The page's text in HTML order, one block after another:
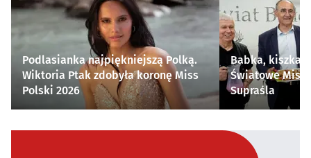
Podlasianka najpiękniejszą Polką.
Wiktoria Ptak zdobyła koronę Miss
Polski 2026
Babka, kiszka i
Światowe
Supraśla